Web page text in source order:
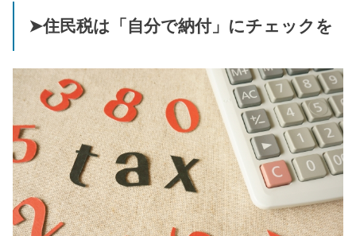
➤住民税は「自分で納付」にチェックを